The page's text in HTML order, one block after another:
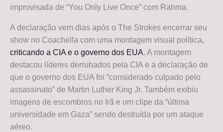
improvisada de “You Only Live Once” com Rahma.
A declaração vem dias após o The Strokes encerrar seu
show no Coachella com uma montagem visual política,
criticando a CIA e o governo dos EUA. A montagem
destacou líderes derrubados pela CIA e a declaração de
que o governo dos EUA foi “considerado culpado pelo
assassinato” de Martin Luther King Jr. Também exibiu
imagens de escombros no Irã e um clipe da “última
universidade em Gaza” sendo destruída por um ataque
aéreo.